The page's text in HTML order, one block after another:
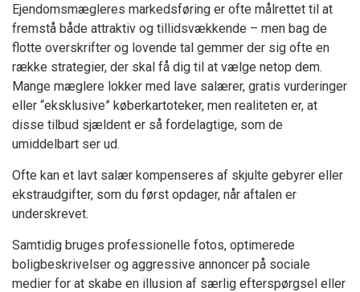
Ejendomsmægleres markedsføring er ofte målrettet til at
fremstå både attraktiv og tillidsvækkende – men bag de
flotte overskrifter og lovende tal gemmer der sig ofte en
række strategier, der skal få dig til at vælge netop dem.
Mange mæglere lokker med lave salærer, gratis vurderinger
eller “eksklusive” køberkartoteker, men realiteten er, at
disse tilbud sjældent er så fordelagtige, som de
umiddelbart ser ud.
Ofte kan et lavt salær kompenseres af skjulte gebyrer eller
ekstraudgifter, som du først opdager, når aftalen er
underskrevet.
Samtidig bruges professionelle fotos, optimerede
boligbeskrivelser og aggressive annoncer på sociale
medier for at skabe en illusion af særlig efterspørgsel eller